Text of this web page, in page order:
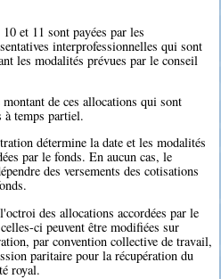
et 11 sont payées par les
interprofessionnelles qui sont
les modalités prévues par le conseil
de ces allocations qui sont
à temps partiel.
détermine la date et les modalités
par le fonds. En aucun cas, le
des versements des cotisations
des allocations accordées par le
ci peuvent être modifiées sur
par convention collective de travail,
paritaire pour la récupération du
royal.